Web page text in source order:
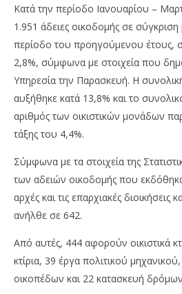
NOW
πρώτο τρίμηνο του 2022
14
Ιουνίου,
2022
Cyprus
Insurance
Team
Κατά την περίοδο Ιανουαρίου –
1.951 άδειες οικοδομής σε σύγκριση
περίοδο του προηγούμενου έτους,
2,8%, σύμφωνα με στοιχεία που
Υπηρεσία την Παρασκευή. Η
αυξήθηκε κατά 13,8% και το
αριθμός των οικιστικών μονάδων
τάξης του 4,4%.
Σύμφωνα με τα στοιχεία της
των αδειών οικοδομής που
αρχές και τις επαρχιακές διοικήσεις
ανήλθε σε 642.
Από αυτές, 444 αφορούν οικιστικά
κτίρια, 39 έργα πολιτικού μηχανικού,
οικοπέδων και 22 κατασκευή